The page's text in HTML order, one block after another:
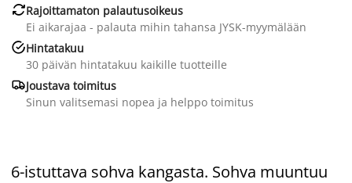
Rajoittamaton palautusoikeus
Ei aikarajaa - palauta mihin tahansa JYSK-myymälään
Hintatakuu
30 päivän hintatakuu kaikille tuotteille
Joustava toimitus
Sinun valitsemasi nopea ja helppo toimitus
6-istuttava sohva kangasta. Sohva muuntuu